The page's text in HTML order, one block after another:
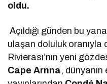
oldu.
Açıldığı günden bu
ulaşan doluluk oranıyla
Rivierası’nın yeni
Cape Arnna,